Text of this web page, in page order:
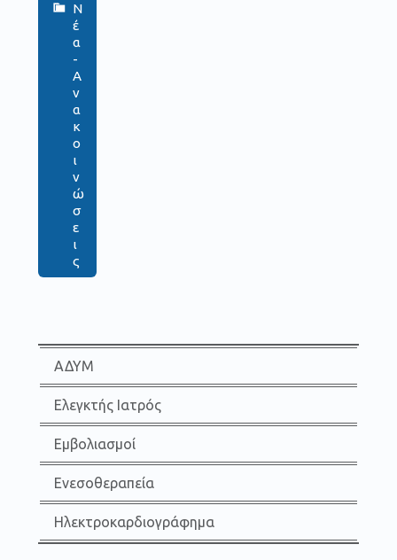
Ν
έ
α
-
Α
ν
α
κ
ο
ι
ν
ώ
σ
ε
ι
ς
ΑΔΥΜ
Ελεγκτής Ιατρός
Εμβολιασμοί
Ενεσοθεραπεία
Ηλεκτροκαρδιογράφημα